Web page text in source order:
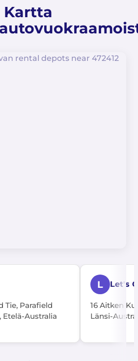
Kartta
Tie, Parafield
Etelä-Australia
L Let's
16 Aitken
Länsi-